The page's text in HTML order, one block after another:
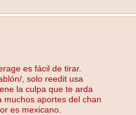
es fácil de tirar.
, solo reedit usa
la culpa que te arda
muchos aportes del chan
es mexicano.